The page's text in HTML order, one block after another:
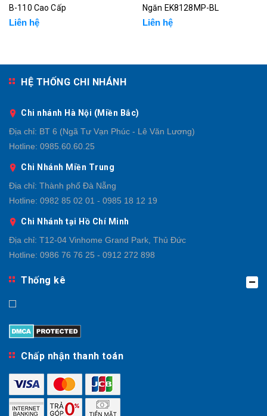
B-110 Cao Cấp
Liên hệ
Ngăn EK8128MP-BL
Liên hệ
HỆ THỐNG CHI NHÁNH
Chi nhánh Hà Nội (Miền Bắc)
Địa chỉ: BT 6 (Ngã Tư Vạn Phúc - Lê Văn Lương)
Hotline: 0985.60.60.25
Chi Nhánh Miền Trung
Địa chỉ: Thành phố Đà Nẵng
Hotline: 0982 85 02 01 - 0985 18 12 19
Chi Nhánh tại Hồ Chí Minh
Địa chỉ: T12-04 Vinhome Grand Park, Thủ Đức
Hotline: 0986 76 76 25 - 0912 272 898
Thống kê
Chấp nhận thanh toán